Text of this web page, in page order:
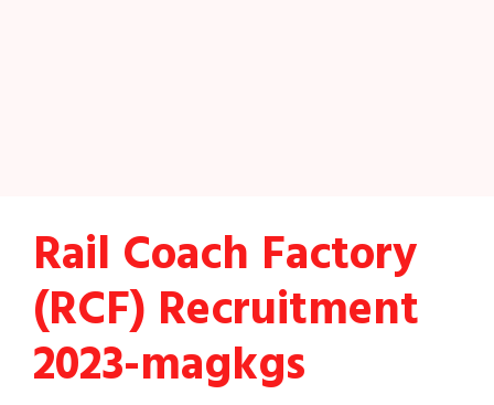
Rail Coach Factory
(RCF) Recruitment
2023-magkgs